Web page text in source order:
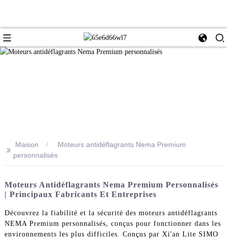
>>
Maison
Moteurs antidéflagrants Nema Premium
personnalisés
Moteurs Antidéflagrants Nema Premium Personnalisés
| Principaux Fabricants Et Entreprises
Découvrez la fiabilité et la sécurité des moteurs antidéflagrants
NEMA Premium personnalisés, conçus pour fonctionner dans les
environnements les plus difficiles. Conçus par Xi'an Lite SIMO